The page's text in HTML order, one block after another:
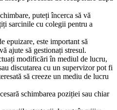
puteți încerca să vă
sarcinile cu colegii pentru a
epuizare, este important să
ajute să gestionați stresul.
modificări în mediul de lucru,
discutarea cu un supervizor pot fi
să creeze un mediu de lucru
schimbarea poziției sau chiar